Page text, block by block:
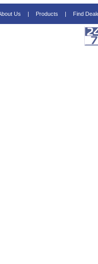
Us | Products | Find